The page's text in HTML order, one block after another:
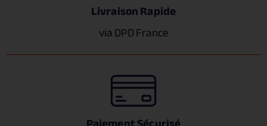
Livraison Rapide
via DPD France